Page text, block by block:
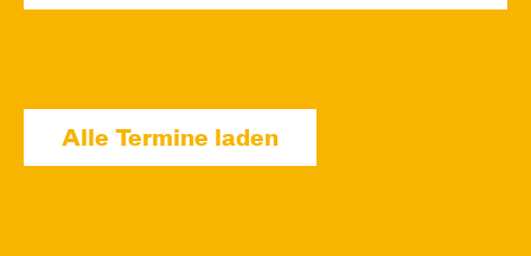
JUNGES SCHAUSPIEL
Die Tür
Alle Termine laden